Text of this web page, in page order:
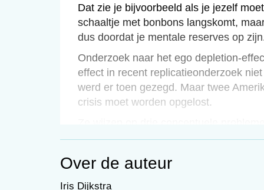
Dat zie je bijvoorbeeld als je jezelf
schaaltje met bonbons langskomt,
dus doordat je mentale reserves op
Onderzoek naar het ego depletion-
effect in recent replicatieonderzoek
werd er toen gezegd. Maar twee
crisis moet worden opgelost.
definitie en operationalisering van
opdracht als depletion én non-
opdrachten daadwerkelijk iets over
Over de auteur
Iris Dijkstra